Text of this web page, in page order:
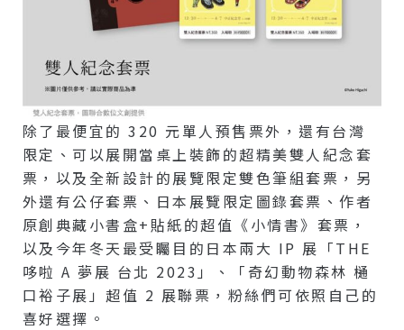
除了最便宜的 320 元單人預售票外，還有台灣
限定、可以展開當桌上裝飾的超精美雙人紀念套
票，以及全新設計的展覽限定雙色筆組套票，另
外還有公仔套票、日本展覽限定圖錄套票、作者
原創典藏小書盒+貼紙的超值《小情書》套票，
以及今年冬天最受矚目的日本兩大 IP 展「THE
哆啦 A 夢展 台北 2023」、「奇幻動物森林 樋
口裕子展」超值 2 展聯票，粉絲們可依照自己的
喜好選擇。